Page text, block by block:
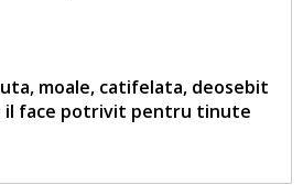
moale, catifelata, deosebit
il face potrivit pentru tinute